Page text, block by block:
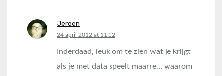
Jeroen
says:
24 april 2012 at 11:52
Inderdaad, leuk om te zien wat je krijgt
als je met data speelt maarre… waarom